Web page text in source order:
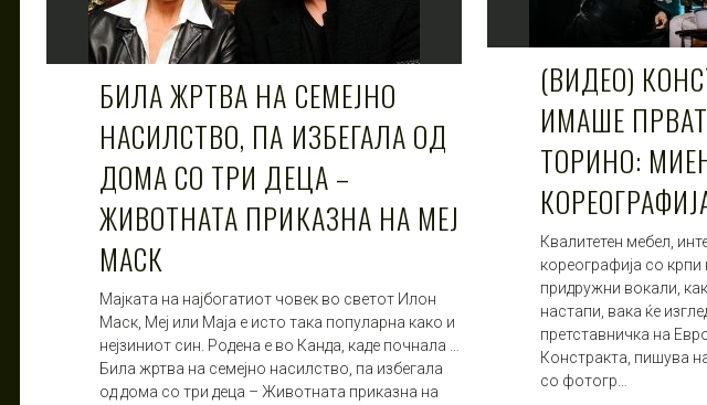
(ВИДЕО)
ИМАШЕ
ТОРИНО:
Квалитетен мебел,
кореографија со крпи
придружни вокали,
настапи, вака ќе
претставничка на
Констракта, пишува
со фотогр…
БИЛА ЖРТВА НА СЕМЕЈНО
НАСИЛСТВО, ПА ИЗБЕГАЛА ОД
ДОМА СО ТРИ ДЕЦА –
ЖИВОТНАТА ПРИКАЗНА НА МЕЈ
МАСК
Мајката на најбогатиот човек во светот Илон
Маск, Меј или Маја е исто така популарна како и
нејзиниот син. Родена е во Канда, каде почнала …
Била жртва на семејно насилство, па избегала
од дома со три деца – Животната приказна на